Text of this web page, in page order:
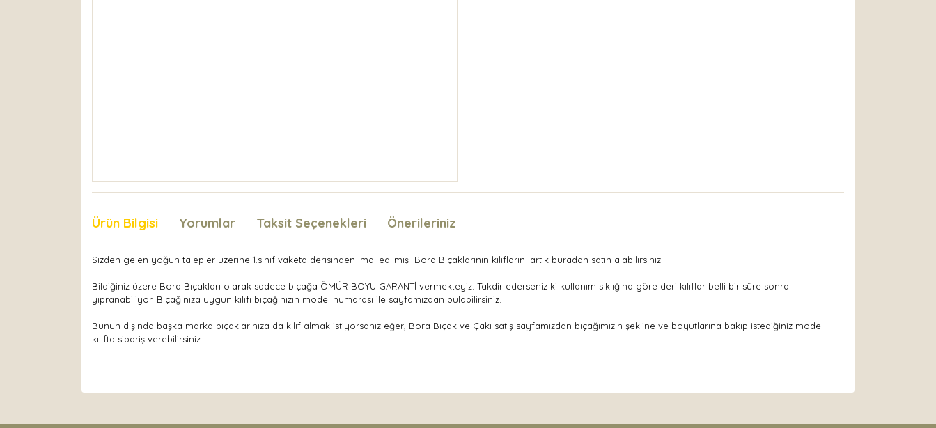
Ürün Bilgisi Yorumlar Taksit Seçenekleri Önerileriniz
Sizden gelen yoğun talepler üzerine 1.sınıf vaketa derisinden imal edilmiş Bora Bıçaklarının kılıflarını artık buradan satın alabilirsiniz.
Bildiğiniz üzere Bora Bıçakları olarak sadece bıçağa ÖMÜR BOYU GARANTİ vermekteyiz. Takdir ederseniz ki kullanım sıklığına göre deri kılıflar belli bir süre sonra
yıpranabiliyor. Bıçağınıza uygun kılıfı bıçağınızın model numarası ile sayfamızdan bulabilirsiniz.
Bunun dışında başka marka bıçaklarınıza da kılıf almak istiyorsanız eğer, Bora Bıçak ve Çakı satış sayfamızdan bıçağımızın şekline ve boyutlarına bakıp istediğiniz model
kılıfta sipariş verebilirsiniz.